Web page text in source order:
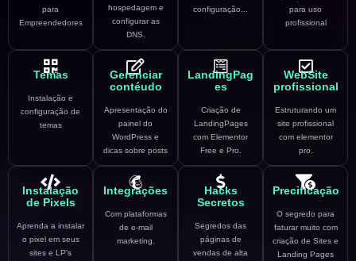
para
Empreendedores
hospedagem e
configurar as
DNS.
configuração...
para uso
profissional
Temas
Instalação e
configuração de
temas
Gerenciar
contéudo
Apresentação do
painel do
WordPress e
dicas sobre posts
LandingPag
es
Criação de
LandingPages
com Elementor
Free e Pro.
WebSite
profissional
Estruturando um
site profissional
com elementor
pro.
Instalação
de Pixels
Aprenda a instalar
o pixel em seus
sites e LP's
Integrações
Com plataformas
de e-mail
marketing.
Hacks
Secretos
Segredos das
páginas de
vendas de alta
Precificação
O segredo para
faturar muito com
criação de Sites e
Landing Pages